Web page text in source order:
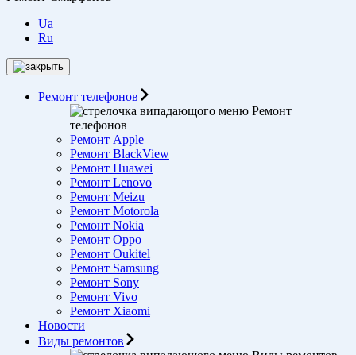
Ua
Ru
Ремонт телефонов
Ремонт
телефонов
Ремонт Apple
Ремонт BlackView
Ремонт Huawei
Ремонт Lenovo
Ремонт Meizu
Ремонт Motorоla
Ремонт Nokia
Ремонт Oppo
Ремонт Oukitel
Ремонт Samsung
Ремонт Sony
Ремонт Vivo
Ремонт Xiaomi
Новости
Виды ремонтов